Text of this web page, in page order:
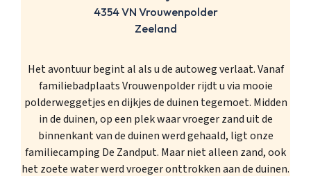
4354 VN Vrouwenpolder
Zeeland
Het avontuur begint al als u de autoweg verlaat. Vanaf
familiebadplaats Vrouwenpolder rijdt u via mooie
polderweggetjes en dijkjes de duinen tegemoet. Midden
in de duinen, op een plek waar vroeger zand uit de
binnenkant van de duinen werd gehaald, ligt onze
familiecamping De Zandput. Maar niet alleen zand, ook
het zoete water werd vroeger onttrokken aan de duinen.